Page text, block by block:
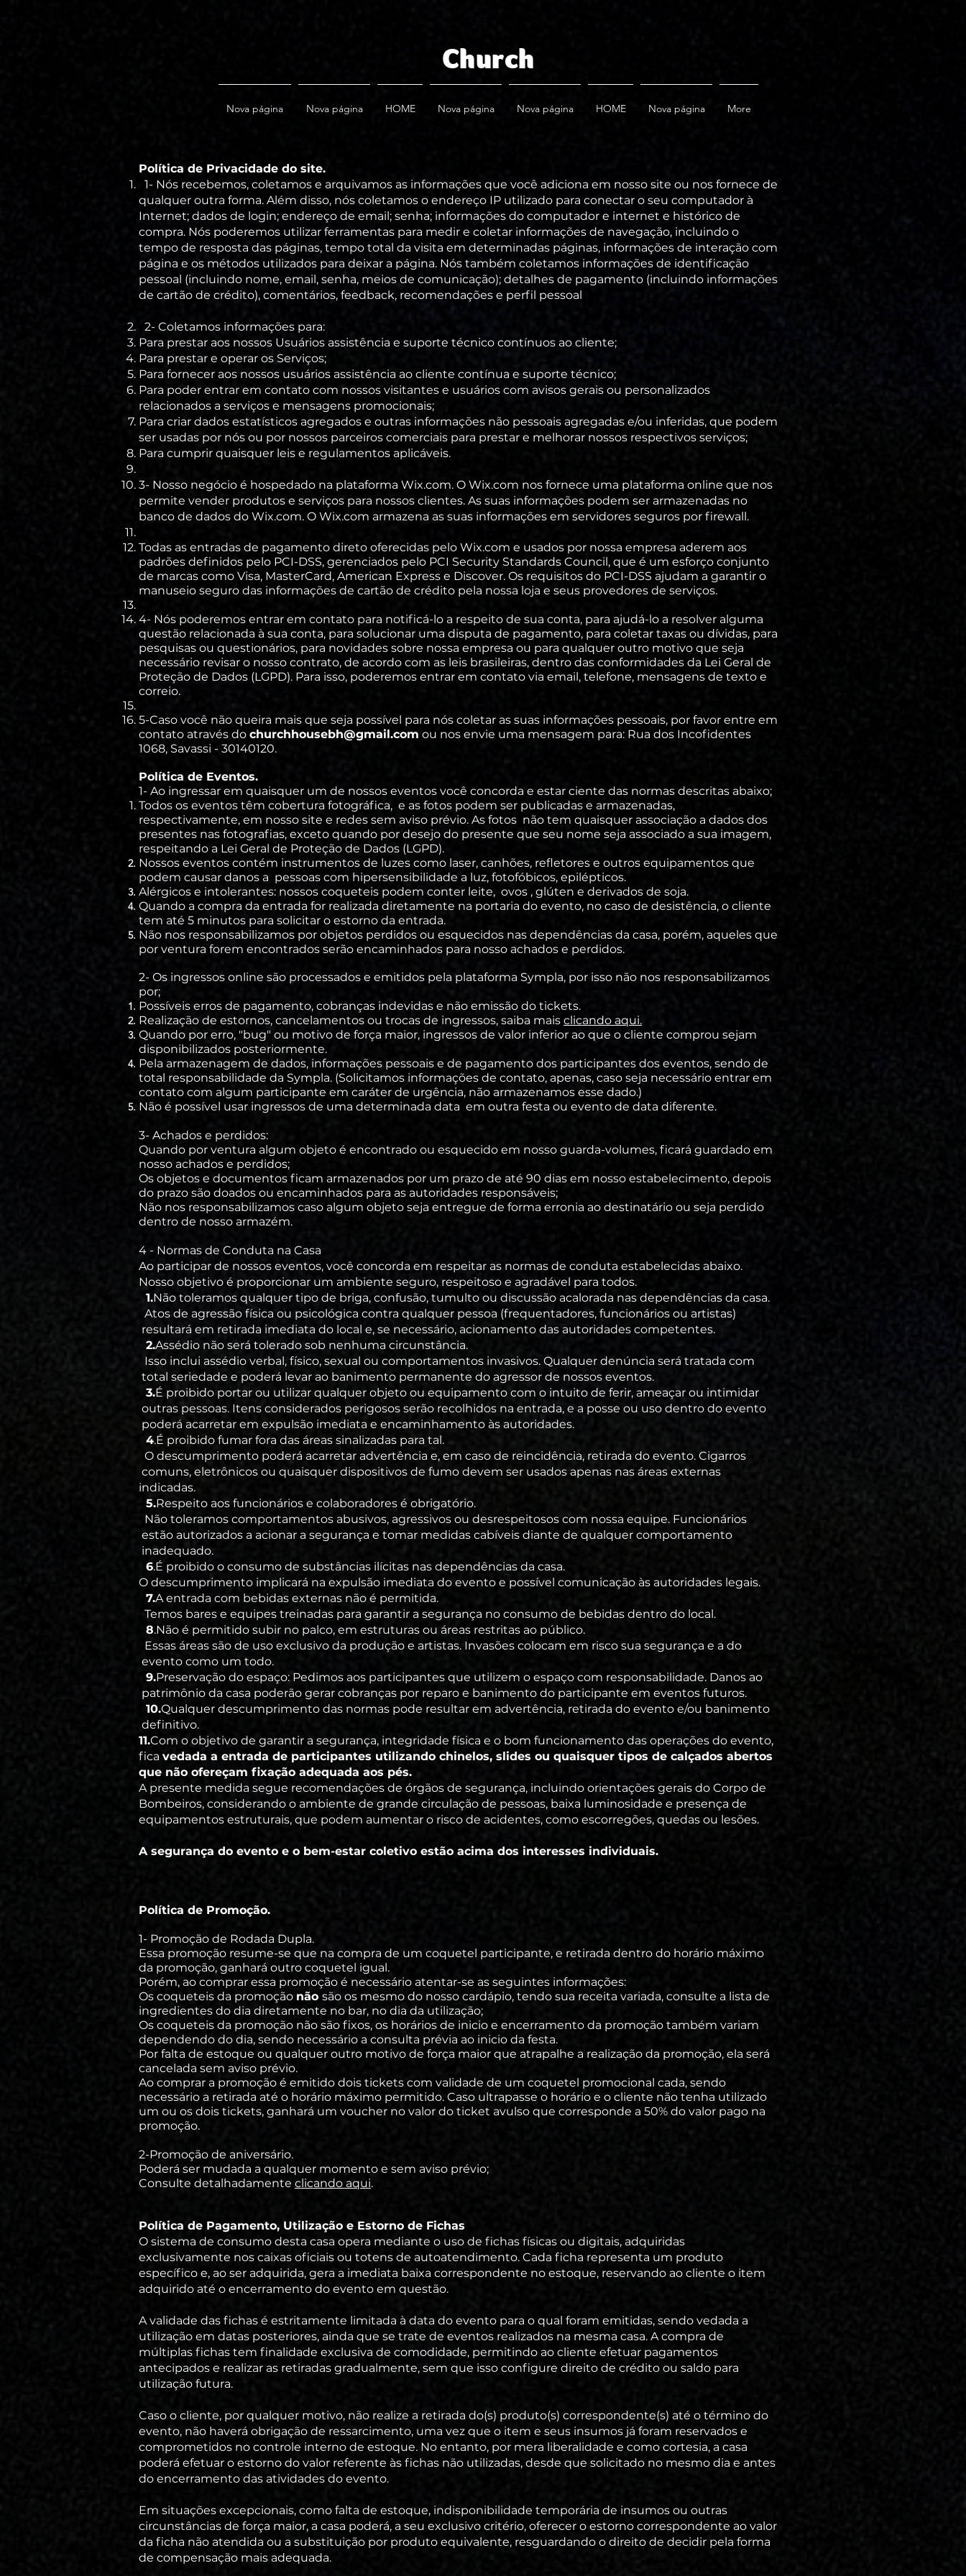
Church
Nova página Nova página HOME Nova página Nova página HOME Nova página More
Política de Privacidade do site.
1- Nós recebemos, coletamos e arquivamos as informações que você adiciona em nosso site ou nos fornece de
qualquer outra forma. Além disso, nós coletamos o endereço IP utilizado para conectar o seu computador à
Internet; dados de login; endereço de email; senha; informações do computador e internet e histórico de
compra. Nós poderemos utilizar ferramentas para medir e coletar informações de navegação, incluindo o
tempo de resposta das páginas, tempo total da visita em determinadas páginas, informações de interação com
página e os métodos utilizados para deixar a página. Nós também coletamos informações de identificação
pessoal (incluindo nome, email, senha, meios de comunicação); detalhes de pagamento (incluindo informações
de cartão de crédito), comentários, feedback, recomendações e perfil pessoal
2- Coletamos informações para:
Para prestar aos nossos Usuários assistência e suporte técnico contínuos ao cliente;
Para prestar e operar os Serviços;
Para fornecer aos nossos usuários assistência ao cliente contínua e suporte técnico;
Para poder entrar em contato com nossos visitantes e usuários com avisos gerais ou personalizados
relacionados a serviços e mensagens promocionais;
Para criar dados estatísticos agregados e outras informações não pessoais agregadas e/ou inferidas, que podem
ser usadas por nós ou por nossos parceiros comerciais para prestar e melhorar nossos respectivos serviços;
Para cumprir quaisquer leis e regulamentos aplicáveis.
3- Nosso negócio é hospedado na plataforma Wix.com. O Wix.com nos fornece uma plataforma online que nos
permite vender produtos e serviços para nossos clientes. As suas informações podem ser armazenadas no
banco de dados do Wix.com. O Wix.com armazena as suas informações em servidores seguros por firewall.
Todas as entradas de pagamento direto oferecidas pelo Wix.com e usados por nossa empresa aderem aos
padrões definidos pelo PCI-DSS, gerenciados pelo PCI Security Standards Council, que é um esforço conjunto
de marcas como Visa, MasterCard, American Express e Discover. Os requisitos do PCI-DSS ajudam a garantir o
manuseio seguro das informações de cartão de crédito pela nossa loja e seus provedores de serviços.
4- Nós poderemos entrar em contato para notificá-lo a respeito de sua conta, para ajudá-lo a resolver alguma
questão relacionada à sua conta, para solucionar uma disputa de pagamento, para coletar taxas ou dívidas, para
pesquisas ou questionários, para novidades sobre nossa empresa ou para qualquer outro motivo que seja
necessário revisar o nosso contrato, de acordo com as leis brasileiras, dentro das conformidades da Lei Geral de
Proteção de Dados (LGPD). Para isso, poderemos entrar em contato via email, telefone, mensagens de texto e
correio.
5-Caso você não queira mais que seja possível para nós coletar as suas informações pessoais, por favor entre em
contato através do churchhousebh@gmail.com ou nos envie uma mensagem para: Rua dos Incofidentes
1068, Savassi - 30140120.
Política de Eventos.
1- Ao ingressar em quaisquer um de nossos eventos você concorda e estar ciente das normas descritas abaixo;
Todos os eventos têm cobertura fotográfica, e as fotos podem ser publicadas e armazenadas,
respectivamente, em nosso site e redes sem aviso prévio. As fotos não tem quaisquer associação a dados dos
presentes nas fotografias, exceto quando por desejo do presente que seu nome seja associado a sua imagem,
respeitando a Lei Geral de Proteção de Dados (LGPD).
Nossos eventos contém instrumentos de luzes como laser, canhões, refletores e outros equipamentos que
podem causar danos a pessoas com hipersensibilidade a luz, fotofóbicos, epilépticos.
Alérgicos e intolerantes: nossos coqueteis podem conter leite, ovos , glúten e derivados de soja.
Quando a compra da entrada for realizada diretamente na portaria do evento, no caso de desistência, o cliente
tem até 5 minutos para solicitar o estorno da entrada.
Não nos responsabilizamos por objetos perdidos ou esquecidos nas dependências da casa, porém, aqueles que
por ventura forem encontrados serão encaminhados para nosso achados e perdidos.
2- Os ingressos online são processados e emitidos pela plataforma Sympla, por isso não nos responsabilizamos
por;
Possíveis erros de pagamento, cobranças indevidas e não emissão do tickets.
Realização de estornos, cancelamentos ou trocas de ingressos, saiba mais clicando aqui.
Quando por erro, "bug" ou motivo de força maior, ingressos de valor inferior ao que o cliente comprou sejam
disponibilizados posteriormente.
Pela armazenagem de dados, informações pessoais e de pagamento dos participantes dos eventos, sendo de
total responsabilidade da Sympla. (Solicitamos informações de contato, apenas, caso seja necessário entrar em
contato com algum participante em caráter de urgência, não armazenamos esse dado.)
Não é possível usar ingressos de uma determinada data em outra festa ou evento de data diferente.
3- Achados e perdidos:
Quando por ventura algum objeto é encontrado ou esquecido em nosso guarda-volumes, ficará guardado em
nosso achados e perdidos;
Os objetos e documentos ficam armazenados por um prazo de até 90 dias em nosso estabelecimento, depois
do prazo são doados ou encaminhados para as autoridades responsáveis;
Não nos responsabilizamos caso algum objeto seja entregue de forma erronia ao destinatário ou seja perdido
dentro de nosso armazém.
4 - Normas de Conduta na Casa
Ao participar de nossos eventos, você concorda em respeitar as normas de conduta estabelecidas abaixo.
Nosso objetivo é proporcionar um ambiente seguro, respeitoso e agradável para todos.
1.Não toleramos qualquer tipo de briga, confusão, tumulto ou discussão acalorada nas dependências da casa.
Atos de agressão física ou psicológica contra qualquer pessoa (frequentadores, funcionários ou artistas)
resultará em retirada imediata do local e, se necessário, acionamento das autoridades competentes.
2.Assédio não será tolerado sob nenhuma circunstância.
Isso inclui assédio verbal, físico, sexual ou comportamentos invasivos. Qualquer denúncia será tratada com
total seriedade e poderá levar ao banimento permanente do agressor de nossos eventos.
3.É proibido portar ou utilizar qualquer objeto ou equipamento com o intuito de ferir, ameaçar ou intimidar
outras pessoas. Itens considerados perigosos serão recolhidos na entrada, e a posse ou uso dentro do evento
poderá acarretar em expulsão imediata e encaminhamento às autoridades.
4.É proibido fumar fora das áreas sinalizadas para tal.
O descumprimento poderá acarretar advertência e, em caso de reincidência, retirada do evento. Cigarros
comuns, eletrônicos ou quaisquer dispositivos de fumo devem ser usados apenas nas áreas externas
indicadas.
5.Respeito aos funcionários e colaboradores é obrigatório.
Não toleramos comportamentos abusivos, agressivos ou desrespeitosos com nossa equipe. Funcionários
estão autorizados a acionar a segurança e tomar medidas cabíveis diante de qualquer comportamento
inadequado.
6.É proibido o consumo de substâncias ilícitas nas dependências da casa.
O descumprimento implicará na expulsão imediata do evento e possível comunicação às autoridades legais.
7.A entrada com bebidas externas não é permitida.
Temos bares e equipes treinadas para garantir a segurança no consumo de bebidas dentro do local.
8.Não é permitido subir no palco, em estruturas ou áreas restritas ao público.
Essas áreas são de uso exclusivo da produção e artistas. Invasões colocam em risco sua segurança e a do
evento como um todo.
9.Preservação do espaço:Pedimos aos participantes que utilizem o espaço com responsabilidade. Danos ao
patrimônio da casa poderão gerar cobranças por reparo e banimento do participante em eventos futuros.
10.Qualquer descumprimento das normas pode resultar em advertência, retirada do evento e/ou banimento
definitivo.
11.Com o objetivo de garantir a segurança, integridade física e o bom funcionamento das operações do evento,
fica vedada a entrada de participantes utilizando chinelos, slides ou quaisquer tipos de calçados abertos
que não ofereçam fixação adequada aos pés.
A presente medida segue recomendações de órgãos de segurança, incluindo orientações gerais do Corpo de
Bombeiros, considerando o ambiente de grande circulação de pessoas, baixa luminosidade e presença de
equipamentos estruturais, que podem aumentar o risco de acidentes, como escorregões, quedas ou lesões.
A segurança do evento e o bem-estar coletivo estão acima dos interesses individuais.
Política de Promoção.
1- Promoção de Rodada Dupla.
Essa promoção resume-se que na compra de um coquetel participante, e retirada dentro do horário máximo
da promoção, ganhará outro coquetel igual.
Porém, ao comprar essa promoção é necessário atentar-se as seguintes informações:
Os coqueteis da promoção não são os mesmo do nosso cardápio, tendo sua receita variada, consulte a lista de
ingredientes do dia diretamente no bar, no dia da utilização;
Os coqueteis da promoção não são fixos, os horários de inicio e encerramento da promoção também variam
dependendo do dia, sendo necessário a consulta prévia ao inicio da festa.
Por falta de estoque ou qualquer outro motivo de força maior que atrapalhe a realização da promoção, ela será
cancelada sem aviso prévio.
Ao comprar a promoção é emitido dois tickets com validade de um coquetel promocional cada, sendo
necessário a retirada até o horário máximo permitido. Caso ultrapasse o horário e o cliente não tenha utilizado
um ou os dois tickets, ganhará um voucher no valor do ticket avulso que corresponde a 50% do valor pago na
promoção.
2-Promoção de aniversário.
Poderá ser mudada a qualquer momento e sem aviso prévio;
Consulte detalhadamente clicando aqui.
Política de Pagamento, Utilização e Estorno de Fichas
O sistema de consumo desta casa opera mediante o uso de fichas físicas ou digitais, adquiridas
exclusivamente nos caixas oficiais ou totens de autoatendimento. Cada ficha representa um produto
específico e, ao ser adquirida, gera a imediata baixa correspondente no estoque, reservando ao cliente o item
adquirido até o encerramento do evento em questão.
A validade das fichas é estritamente limitada à data do evento para o qual foram emitidas, sendo vedada a
utilização em datas posteriores, ainda que se trate de eventos realizados na mesma casa. A compra de
múltiplas fichas tem finalidade exclusiva de comodidade, permitindo ao cliente efetuar pagamentos
antecipados e realizar as retiradas gradualmente, sem que isso configure direito de crédito ou saldo para
utilização futura.
Caso o cliente, por qualquer motivo, não realize a retirada do(s) produto(s) correspondente(s) até o término do
evento, não haverá obrigação de ressarcimento, uma vez que o item e seus insumos já foram reservados e
comprometidos no controle interno de estoque. No entanto, por mera liberalidade e como cortesia, a casa
poderá efetuar o estorno do valor referente às fichas não utilizadas, desde que solicitado no mesmo dia e antes
do encerramento das atividades do evento.
Em situações excepcionais, como falta de estoque, indisponibilidade temporária de insumos ou outras
circunstâncias de força maior, a casa poderá, a seu exclusivo critério, oferecer o estorno correspondente ao valor
da ficha não atendida ou a substituição por produto equivalente, resguardando o direito de decidir pela forma
de compensação mais adequada.